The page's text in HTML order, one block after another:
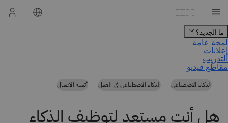
الذكاء الاصطناعي الذكاء الاصطناعي في العمل أتمتة الأعمال
هل أنت مستعد لتوظيف الذكاء